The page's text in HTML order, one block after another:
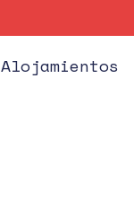
Alojamientos